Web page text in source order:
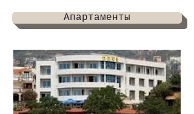
Апартаменты